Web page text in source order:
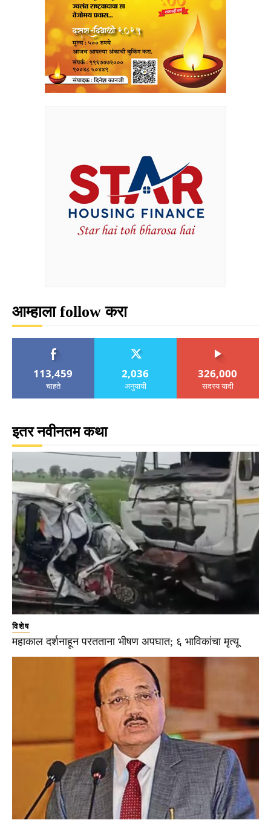
आम्हाला follow करा
113,459
चाहते
2,036
अनुयायी
326,000
सदस्य यादी
इतर नवीनतम कथा
विशेष
महाकाल दर्शनाहून परतताना भीषण अपघात; ६ भाविकांचा मृत्यू